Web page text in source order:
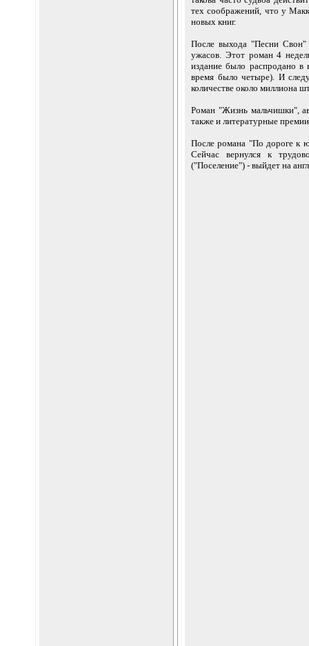
тех соображений, что у
новых книг.
После выхода "Песни
ужасов. Этот роман 4
издание было распродано в
время было четыре). И
количестве около миллиона
Роман "Жизнь мальчишки",
также и литературные
После романа "По дороге к
Сейчас вернулся к
("Поселение") - выйдет на